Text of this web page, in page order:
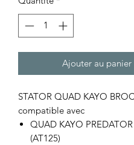
Ajouter au panier
STATOR QUAD KAYO
compatible avec
QUAD KAYO
(AT125)